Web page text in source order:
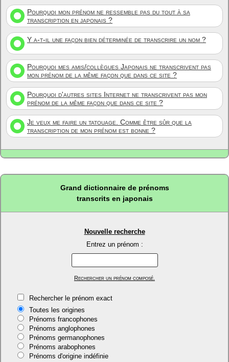
Pourquoi mon prénom ne ressemble pas du tout à sa
transcription en japonais ?
Y a-t-il une façon bien déterminée de transcrire un nom ?
Pourquoi mes amis/collègues Japonais ne transcrivent pas
mon prénom de la même façon que dans ce site ?
Pourquoi d'autres sites Internet ne transcrivent pas mon
prénom de la même façon que dans ce site ?
Je veux me faire un tatouage. Comme être sûr que la
transcription de mon prénom est bonne ?
Grand dictionnaire de prénoms
transcrits en japonais
Nouvelle recherche
Entrez un prénom :
Rechercher un prénom composé.
Rechercher le prénom exact
Toutes les origines
Prénoms francophones
Prénoms anglophones
Prénoms germanophones
Prénoms arabophones
Prénoms d'origine indéfinie